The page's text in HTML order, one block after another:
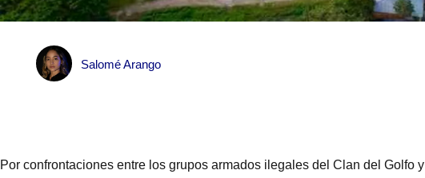
Salomé Arango
Por confrontaciones entre los grupos armados ilegales del Clan del Golfo